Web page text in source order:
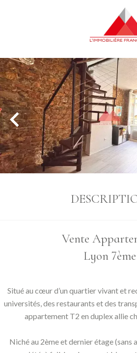
Vente
Lyon 7ème
Situé au cœur d’un quartier vivant et
universités, des restaurants et des
appartement T2 en duplex allie
Niché au 2ème et dernier étage (sans